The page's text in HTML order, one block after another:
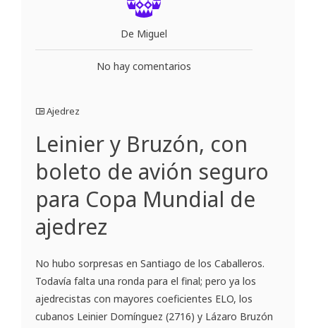
De Miguel
No hay comentarios
Ajedrez
Leinier y Bruzón, con
boleto de avión seguro
para Copa Mundial de
ajedrez
No hubo sorpresas en Santiago de los Caballeros.
Todavía falta una ronda para el final; pero ya los
ajedrecistas con mayores coeficientes ELO, los
cubanos Leinier Domínguez (2716) y Lázaro Bruzón